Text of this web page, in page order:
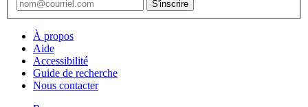
À propos
Aide
Accessibilité
Guide de recherche
Nous contacter